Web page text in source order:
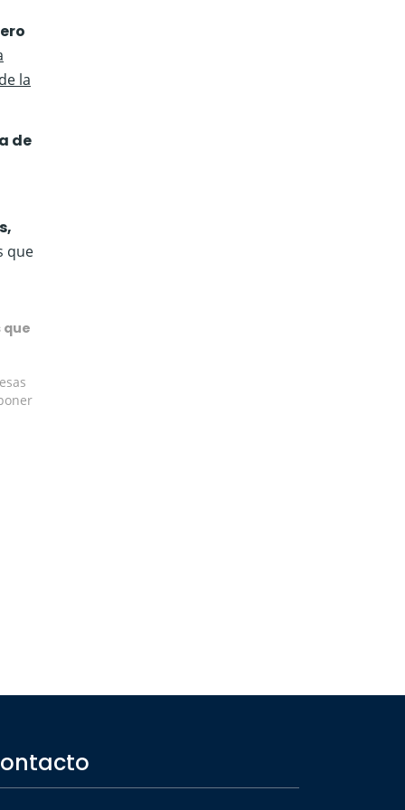
la
de
que
que